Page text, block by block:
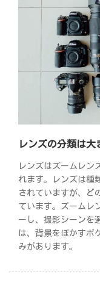
レンズの分類は大
レンズはズームレン
れます。レンズは種
されていますが、ど
ています。ズームレ
ーし、撮影シーンを
は、背景をぼかすボ
みがあります。